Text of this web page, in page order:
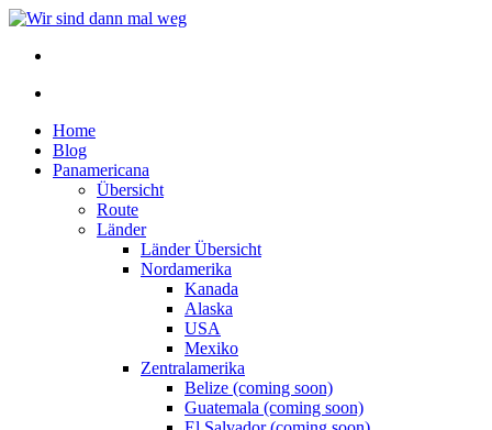
Home
Blog
Panamericana
Übersicht
Route
Länder
Länder Übersicht
Nordamerika
Kanada
Alaska
USA
Mexiko
Zentralamerika
Belize (coming soon)
Guatemala (coming soon)